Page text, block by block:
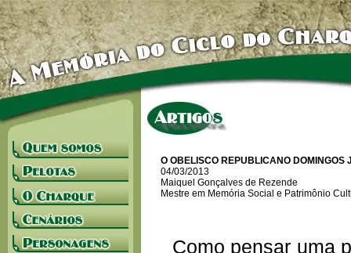
O OBELISCO REPUBLICANO DOMINGOS
04/03/2013
Maiquel Gonçalves de Rezende
Mestre em Memória Social e Patrimônio
Como pensar uma